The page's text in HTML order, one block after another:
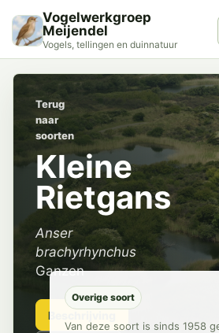
Vogelwerkgroep
Meijendel
Vogels, tellingen en duinnatuur
Terug
naar
soorten
Kleine
Rietgans
Anser
brachyrhynchus
Ganzen
Beschrijving
Overige soort
Van deze soort is sinds 1958